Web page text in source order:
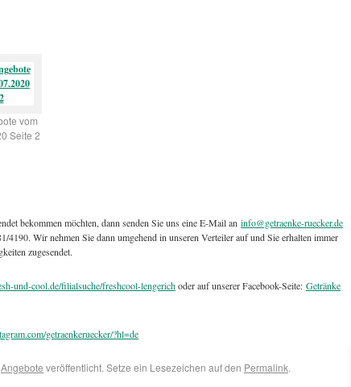
vom
Seite 2
bekommen möchten, dann senden Sie uns eine E-Mail an info@getraenke-ruecker.de
4190. Wir nehmen Sie dann umgehend in unseren Verteiler auf und Sie erhalten immer
zugesendet.
und-cool.de/filialsuche/freshcool-lengerichoder auf unserer Facebook-Seite: Getränke
getraenkeruecker/?hl=de
Angebote veröffentlicht. Setze ein Lesezeichen auf den Permalink.